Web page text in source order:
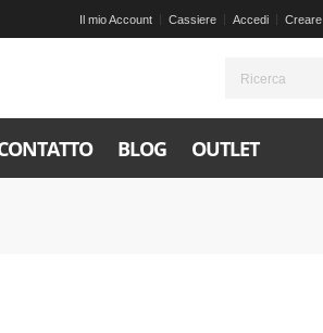
Il mio Account Cassiere Accedi
BLOG OUTLET